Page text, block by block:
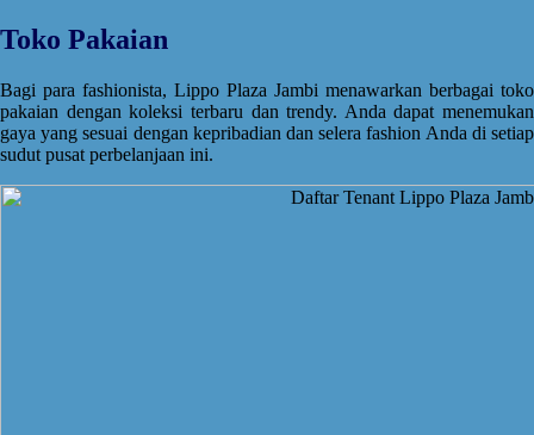
Toko Pakaian
Bagi para fashionista, Lippo Plaza Jambi menawarkan berbagai toko
pakaian dengan koleksi terbaru dan trendy. Anda dapat menemukan
gaya yang sesuai dengan kepribadian dan selera fashion Anda di setiap
sudut pusat perbelanjaan ini.